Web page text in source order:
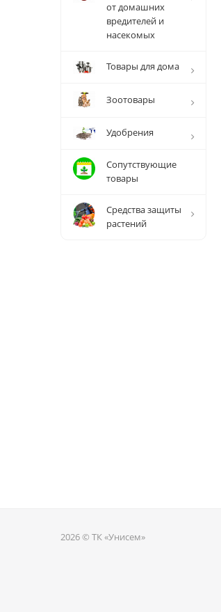
от домашних
вредителей и
насекомых
Товары для дома
Зоотовары
Удобрения
Сопутствующие
товары
Средства защиты
растений
2026 © ТК «Унисем»